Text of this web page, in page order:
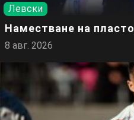
Левски
Наместване на
8 авг. 2026